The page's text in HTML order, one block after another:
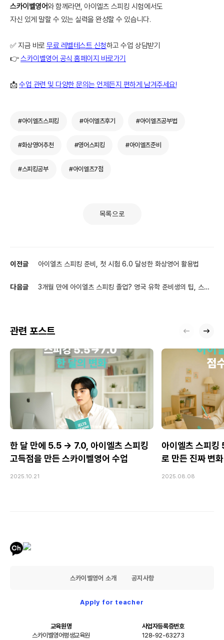
스카이벨영어와 함께라면, 아이엘츠 스피킹 시험에서도
자신 있게 말할 수 있는 실력을 완성할 수 있습니다.
✅ 지금 바로무료 레벨테스트 신청하고 수업 상담받기
👉스카이벨영어 공식 홈페이지 바로가기
📩수업 관련 및 다양한 문의는 언제든지 편하게 남겨주세요!
#아이엘츠스피킹 #아이엘츠후기 #아이엘츠공부법
#화상영어추천 #영어스피킹 #아이엘츠준비
#스피킹공부 #아이엘츠7점
목록으로
이전글 아이엘츠 스피킹 준비, 첫 시험 6.0 달성한 화상영어 활용법
다음글
3개월 만에 아이엘츠 스피킹 졸업? 영국 유학 준비생의 팁, 스카
관련 포스트
한 달 만에 5.5 → 7.0, 아이엘츠 스피킹
고득점을 만든 스카이벨영어 수업
2025.10.21
아이엘츠 스피
로 만든 진짜 변화
2025.08.08
스카이벨영어 소개 공지사항
Apply for teacher
교육원명
스카이벨영어평생교육원
사업자등록증번호
128-92-63273